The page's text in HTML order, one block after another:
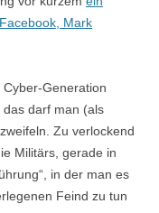
Mark
Generation
darf man (als
Zu verlockend
Militärs, gerade in
in der man es
Feind zu tun